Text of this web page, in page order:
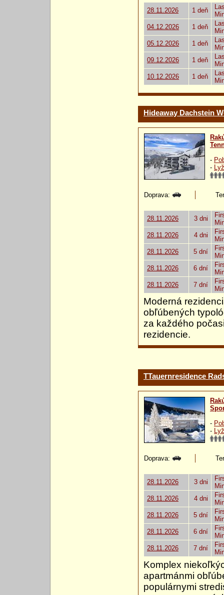
28.11.2026
1 deň
04.12.2026
1 deň
05.12.2026
1 deň
09.12.2026
1 deň
10.12.2026
1 deň
Hideaway Dachstein
-
-
Doprava:
28.11.2026 3 dni
28.11.2026
4 dni
28.11.2026
5 dní
28.11.2026
6 dní
28.11.2026
7 dní
Moderná
obľúbených
za každého
rezidencie.
TTauernresidence
-
-
Doprava:
28.11.2026 3 dni
28.11.2026
4 dni
28.11.2026
5 dní
28.11.2026
6 dní
28.11.2026
7 dní
Komplex
apartmánmi
populárnymi